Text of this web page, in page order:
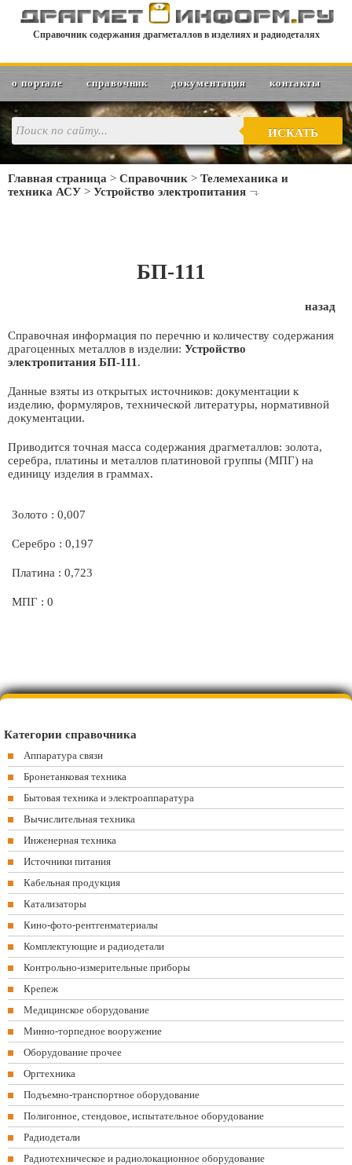
Справочник содержания драгметаллов в изделиях и радиодеталях
о портале справочник документация контакты
ИСКАТЬ
Главная страница > Справочник > Телемеханика и
техника АСУ > Устройство электропитания
БП-111
назад
Справочная информация по перечню и количеству содержания
драгоценных металлов в изделии: Устройство
электропитания БП-111 .
Данные взяты из открытых источников: документации к
изделию, формуляров, технической литературы, нормативной
документации.
Приводится точная масса содержания драгметаллов: золота,
серебра, платины и металлов платиновой группы (МПГ) на
единицу изделия в граммах.
Золото : 0,007
Серебро : 0,197
Платина : 0,723
МПГ : 0
Категории справочника
Аппаратура связи
Бронетанковая техника
Бытовая техника и электроаппаратура
Вычислительная техника
Инженерная техника
Источники питания
Кабельная продукция
Катализаторы
Кино-фото-рентгенматериалы
Комплектующие и радиодетали
Контрольно-измерительные приборы
Крепеж
Медицинское оборудование
Минно-торпедное вооружение
Оборудование прочее
Оргтехника
Подъемно-транспортное оборудование
Полигонное, стендовое, испытательное оборудование
Радиодетали
Радиотехническое и радиолокационное оборудование